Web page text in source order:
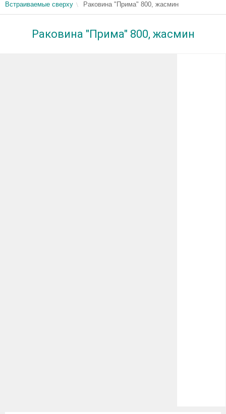
Встраиваемые сверху
Раковина "Прима" 800, жасмин
Раковина "Прима" 800, жасмин